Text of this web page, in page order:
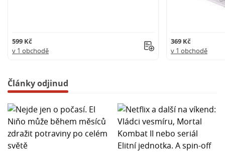
599 Kč
v 1 obchodě
369 Kč
v 1 obchodě
Články odjinud